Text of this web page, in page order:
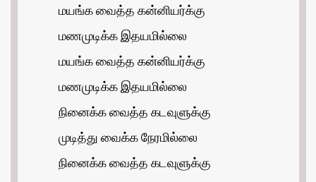
மயங்க வைத்த கன்னியர்க்கு
மணமுடிக்க இதயமில்லை
மயங்க வைத்த கன்னியர்க்கு
மணமுடிக்க இதயமில்லை
நினைக்க வைத்த கடவுளுக்கு
முடித்து வைக்க நேரமில்லை
நினைக்க வைத்த கடவுளுக்கு